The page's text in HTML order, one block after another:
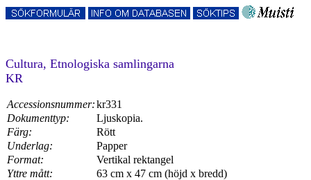
Cultura, Etnologiska samlingarna
KR
Accessionsnummer:kr331
Dokumenttyp:
Ljuskopia.
Färg:
Rött
Underlag:
Papper
Format:
Vertikal rektangel
Yttre mått:
63 cm x 47 cm (höjd x bredd)